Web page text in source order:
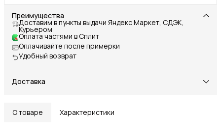
Преимущества
Доставим в пункты выдачи Яндекс Маркет, СДЭК,
Курьером
Оплата частями в Сплит
Оплачивайте после примерки
Удобный возврат
Доставка
О товаре Характеристики